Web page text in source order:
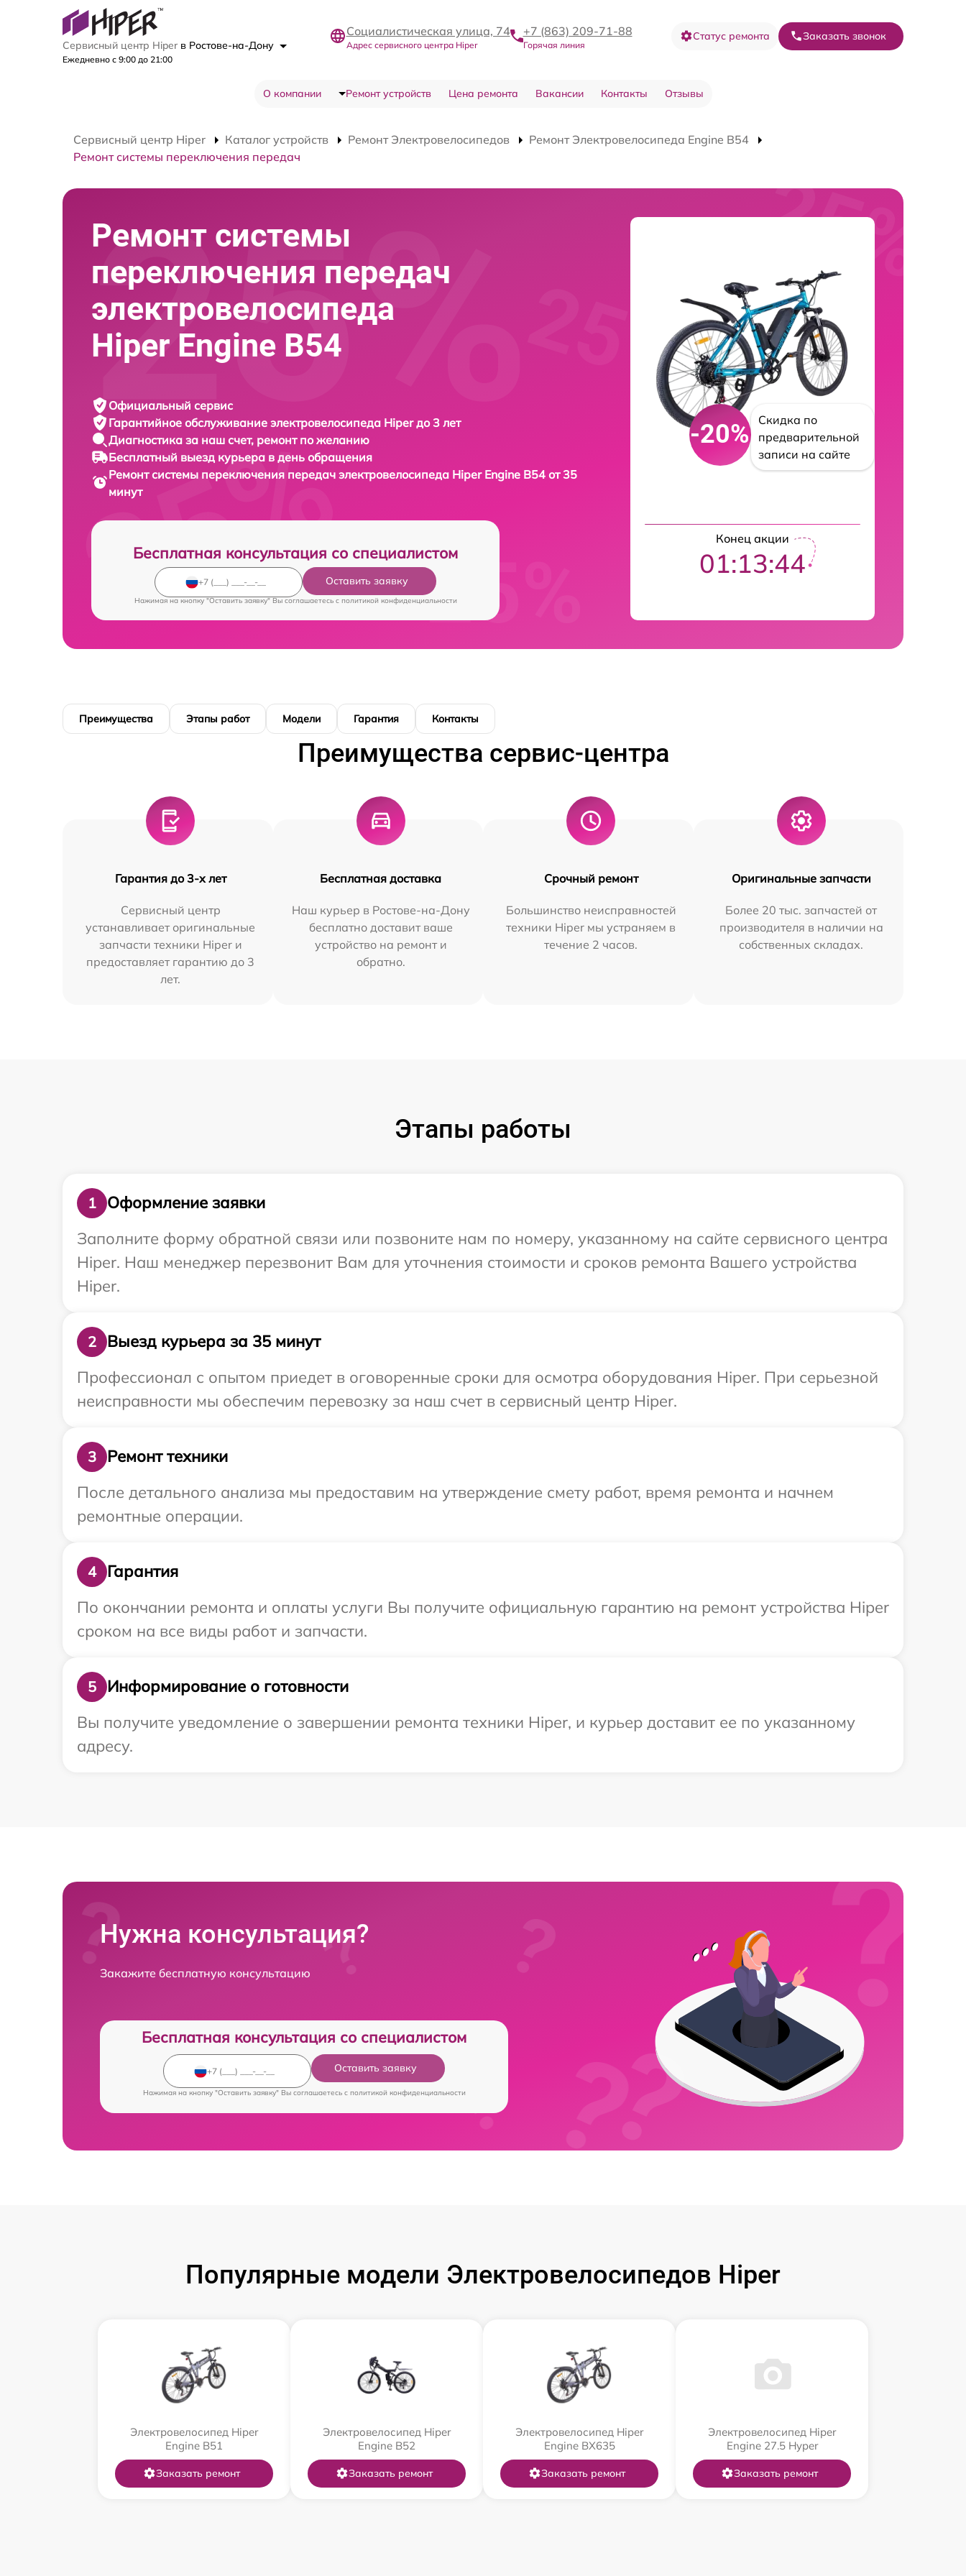
Сервисный центр Hiper в Ростове-на-Дону
Ежедневно с 9:00 до 21:00
Социалистическая улица, 74
Адрес сервисного центра Hiper
+7 (863) 209-71-88
Горячая линия
Статус ремонта Заказать звонок
О компании Ремонт устройств Цена ремонта Вакансии Контакты Отзывы
Сервисный центр Hiper Каталог устройств Ремонт Электровелосипедов
Ремонт Электровелосипеда Engine B54
Ремонт системы переключения передач
Ремонт системы
переключения передач
электровелосипеда
Hiper Engine B54
Официальный сервис
Гарантийное обслуживание электровелосипеда Hiper до 3 лет
Диагностика за наш счет, ремонт по желанию
Бесплатный выезд курьера в день обращения
Ремонт системы переключения передач электровелосипеда Hiper Engine B54 от 35
минут
Бесплатная консультация со специалистом
Оставить заявку
Нажимая на кнопку "Оставить заявку" Вы соглашаетесь c политикой конфиденциальности
-20%
Скидка по
предварительной
записи на сайте
Конец акции
01:13:43
Преимущества Этапы работ Модели Гарантия Контакты
Преимущества сервис-центра
Гарантия до 3-х лет
Сервисный центр
устанавливает оригинальные
запчасти техники Hiper и
предоставляет гарантию до 3
лет.
Бесплатная доставка
Наш курьер в Ростове-на-Дону
бесплатно доставит ваше
устройство на ремонт и
обратно.
Срочный ремонт
Большинство неисправностей
техники Hiper мы устраняем в
течение 2 часов.
Оригинальные запчасти
Более 20 тыс. запчастей от
производителя в наличии на
собственных складах.
Этапы работы
1
Оформление заявки
Заполните форму обратной связи или позвоните нам по номеру, указанному на сайте сервисного центра
Hiper. Наш менеджер перезвонит Вам для уточнения стоимости и сроков ремонта Вашего устройства
Hiper.
2
Выезд курьера за 35 минут
Профессионал с опытом приедет в оговоренные сроки для осмотра оборудования Hiper. При серьезной
неисправности мы обеспечим перевозку за наш счет в сервисный центр Hiper.
3
Ремонт техники
После детального анализа мы предоставим на утверждение смету работ, время ремонта и начнем
ремонтные операции.
4
Гарантия
По окончании ремонта и оплаты услуги Вы получите официальную гарантию на ремонт устройства Hiper
сроком на все виды работ и запчасти.
5
Информирование о готовности
Вы получите уведомление о завершении ремонта техники Hiper, и курьер доставит ее по указанному
адресу.
Нужна консультация?
Закажите бесплатную консультацию
Бесплатная консультация со специалистом
Оставить заявку
Нажимая на кнопку "Оставить заявку" Вы соглашаетесь c политикой конфиденциальности
Популярные модели Электровелосипедов Hiper
Электровелосипед Hiper
Engine B51
Заказать ремонт
Электровелосипед Hiper
Engine B52
Заказать ремонт
Электровелосипед Hiper
Engine BX635
Заказать ремонт
Электровелосипед Hiper
Engine 27.5 Нyper
Заказать ремонт